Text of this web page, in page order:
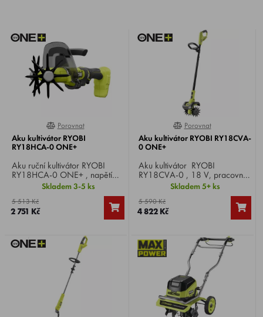
100%
Porovnat
Aku kultivátor RYOBI
RY18HCA-0 ONE+
Aku ruční kultivátor RYOBI
RY18HCA-0 ONE+ , napětí
18 V, šířka záběru 15 cm,
kultivační hloubka 15 cm,
hmotnost 1,6 kg.
Skladem 3-5 ks
5 513 Kč
2 751 Kč
0%
Porovnat
Aku kultivátor RYOBI RY18CVA-
0 ONE+
Aku kultivátor RYOBI
RY18CVA-0 , 18 V, pracovní
šířka 20 cm, kultivační hloubka
10 cm, 3 rychlosti, hmotnost
5,3 kg.
Skladem 5+ ks
5 590 Kč
4 822 Kč